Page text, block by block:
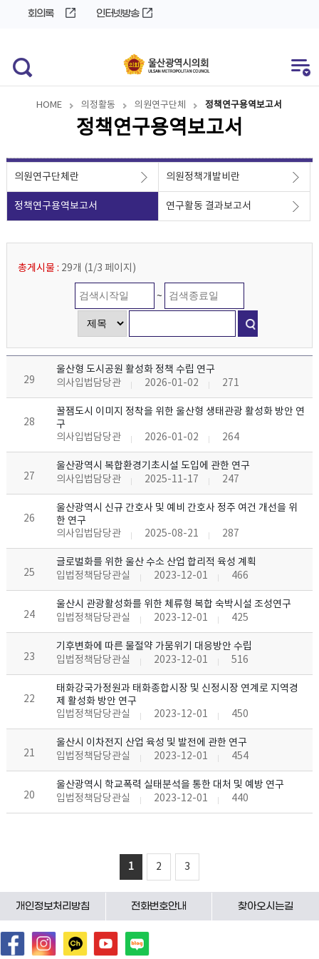
회의록 인터넷방송
HOME 의정활동 의원연구단체 정책연구용역보고서
정책연구용역보고서
의원연구단체란 의원정책개발비란
정책연구용역보고서 연구활동 결과보고서
총게시물 : 29개 (1/3 페이지 )
~
29
울산형 도시공원 활성화 정책 수립 연구
의사입법담당관
2026-01-02 271
28
꿀잼도시 이미지 정착을 위한 울산형 생태관광 활성화 방안 연
구
의사입법담당관
2026-01-02 264
27
울산광역시 복합환경기초시설 도입에 관한 연구
의사입법담당관
2025-11-17 247
26
울산광역시 신규 간호사 및 예비 간호사 정주 여건 개선을 위
한 연구
의사입법담당관
2025-08-21 287
25
글로벌화를 위한 울산 수소 산업 합리적 육성 계획
입법정책담당관실
2023-12-01 466
24
울산시 관광활성화를 위한 체류형 복합 숙박시설 조성연구
입법정책담당관실
2023-12-01 425
23
기후변화에 따른 물절약 가뭄위기 대응방안 수립
입법정책담당관실
2023-12-01 516
22
태화강국가정원과 태화종합시장 및 신정시장 연계로 지역경
제 활성화 방안 연구
입법정책담당관실
2023-12-01 450
21
울산시 이차전지 산업 육성 및 발전에 관한 연구
입법정책담당관실
2023-12-01 454
20
울산광역시 학교폭력 실태분석을 통한 대처 및 예방 연구
입법정책담당관실
2023-12-01 440
1 2 3
개인정보처리방침 전화번호안내 찾아오시는길